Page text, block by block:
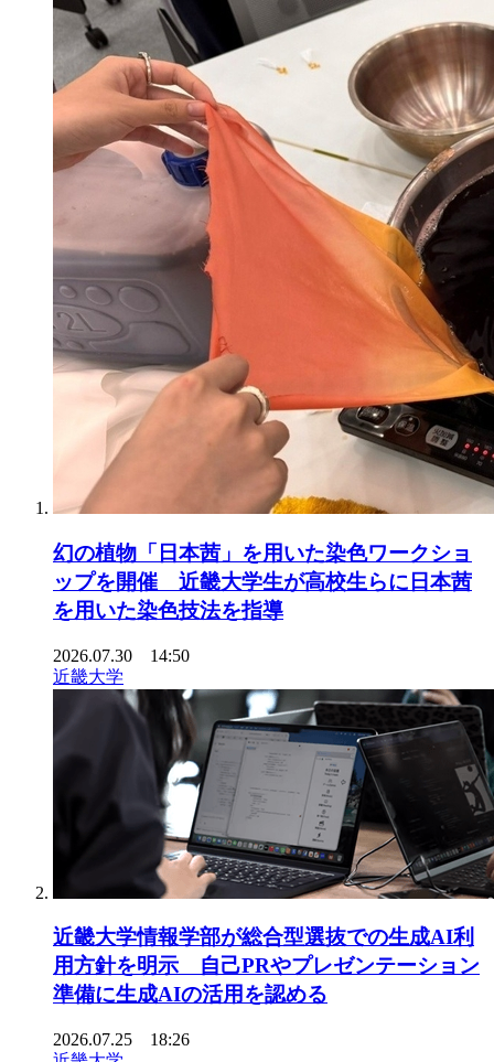
幻の植物「日本茜」を用いた染色ワークショ
ップを開催 近畿大学生が高校生らに日本茜
を用いた染色技法を指導
2026.07.30 14:50
近畿大学
近畿大学情報学部が総合型選抜での生成AI利
用方針を明示 自己PRやプレゼンテーション
準備に生成AIの活用を認める
2026.07.25 18:26